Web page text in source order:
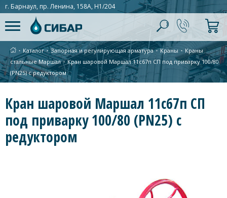
г. Барнаул, пр. Ленина, 158А, Н1/204
∙ Каталог ∙Запорная и регулирующая арматура ∙Краны ∙ Краны
стальные Маршал ∙Кран шаровой Маршал 11с67п СП под приварку 100/80
(PN25) с редуктором
Кран шаровой Маршал 11с67п СП
под приварку 100/80 (PN25) с
редуктором